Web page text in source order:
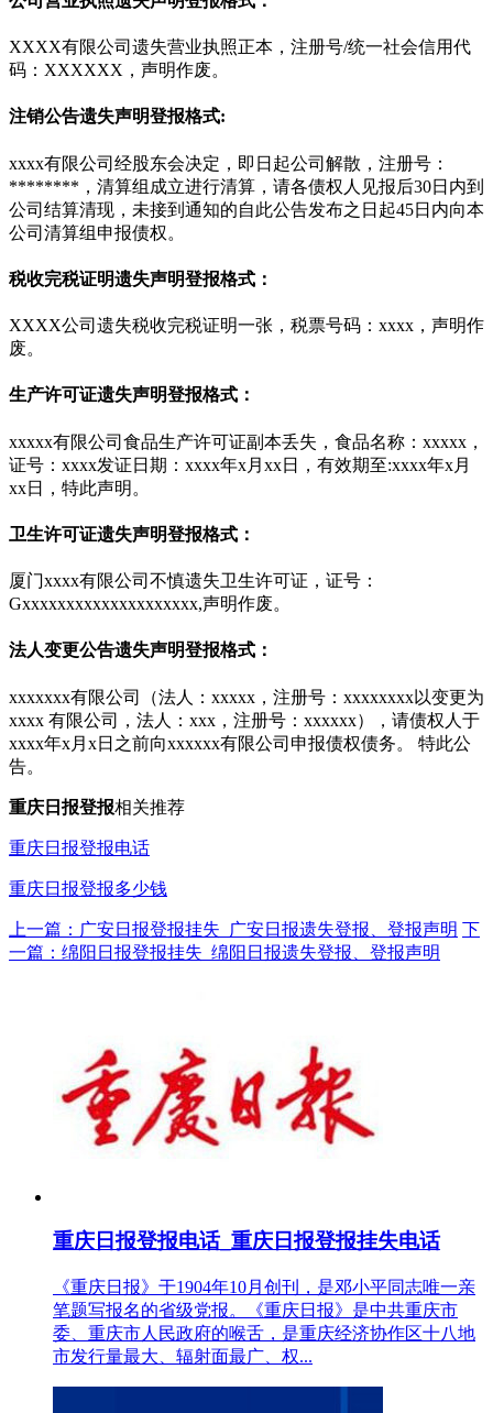
XXXX有限公司遗失营业执照正本，注册号/统一社会信用代
码：XXXXXX，声明作废。
注销公告遗失声明登报格式:
xxxx有限公司经股东会决定，即日起公司解散，注册号：
********，清算组成立进行清算，请各债权人见报后30日内到
公司结算清现，未接到通知的自此公告发布之日起45日内向本
公司清算组申报债权。
税收完税证明遗失声明登报格式：
XXXX公司遗失税收完税证明一张，税票号码：xxxx，声明作
废。
生产许可证遗失声明登报格式：
xxxxx有限公司食品生产许可证副本丢失，食品名称：xxxxx，
证号：xxxx发证日期：xxxx年x月xx日，有效期至:xxxx年x月
xx日，特此声明。
卫生许可证遗失声明登报格式：
厦门xxxx有限公司不慎遗失卫生许可证，证号：
Gxxxxxxxxxxxxxxxxxxxx,声明作废。
法人变更公告遗失声明登报格式：
xxxxxxx有限公司（法人：xxxxx，注册号：xxxxxxxx以变更为
xxxx 有限公司，法人：xxx，注册号：xxxxxx），请债权人于
xxxx年x月x日之前向xxxxxx有限公司申报债权债务。 特此公
告。
重庆日报登报相关推荐
重庆日报登报电话
重庆日报登报多少钱
上一篇：广安日报登报挂失_广安日报遗失登报、登报声明 下
一篇：绵阳日报登报挂失_绵阳日报遗失登报、登报声明
重庆日报登报电话_重庆日报登报挂失电话
《重庆日报》于1904年10月创刊，是邓小平同志唯一亲
笔题写报名的省级党报。《重庆日报》是中共重庆市
委、重庆市人民政府的喉舌，是重庆经济协作区十八地
市发行量最大、辐射面最广、权...